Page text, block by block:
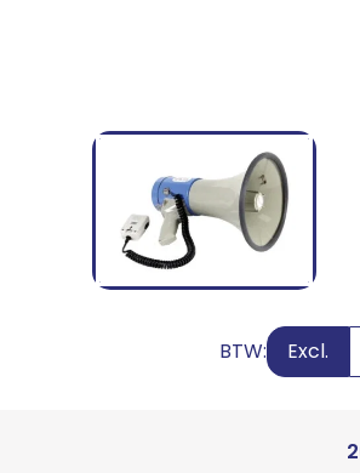
BTW: Excl.